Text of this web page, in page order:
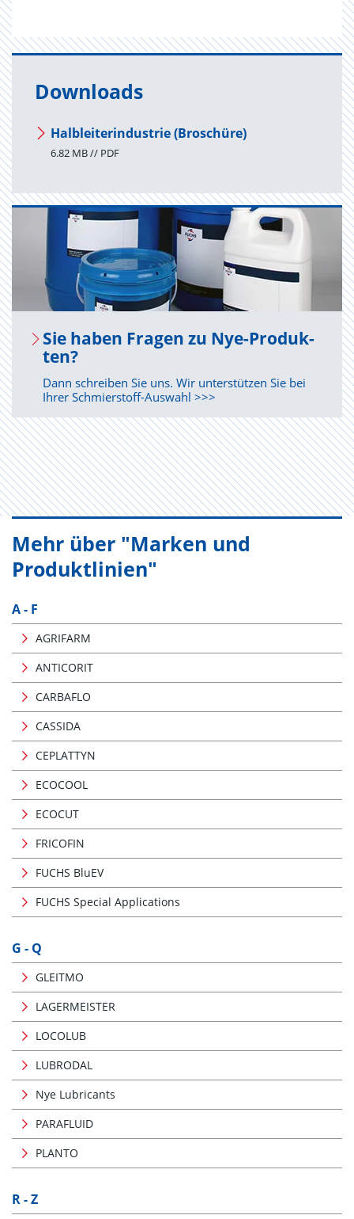
Downloads
Halbleiterindustrie (Broschüre)
6.82 MB // PDF
Sie haben Fra­gen zu Nye-Pro­duk­
ten?
Dann schreiben Sie uns. Wir unterstützen Sie bei
Ihrer Schmierstoff-Auswahl >>>
Mehr über "Marken und
Produktlinien"
A - F
AGRIFARM
ANTICORIT
CARBAFLO
CASSIDA
CEPLATTYN
ECOCOOL
ECOCUT
FRICOFIN
FUCHS BluEV
FUCHS Special Applications
G - Q
GLEITMO
LAGERMEISTER
LOCOLUB
LUBRODAL
Nye Lubricants
PARAFLUID
PLANTO
R - Z